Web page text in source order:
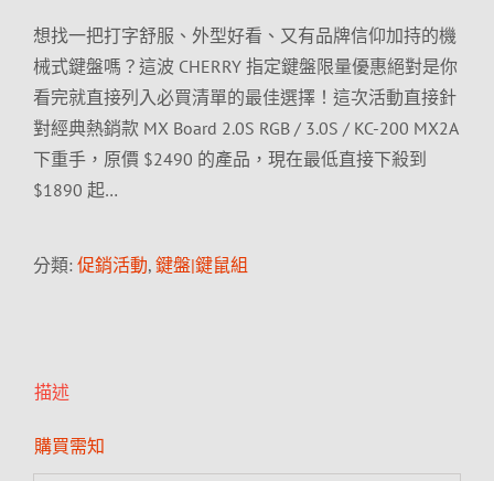
想找一把打字舒服、外型好看、又有品牌信仰加持的機
械式鍵盤嗎？這波 CHERRY 指定鍵盤限量優惠絕對是你
看完就直接列入必買清單的最佳選擇！這次活動直接針
對經典熱銷款 MX Board 2.0S RGB / 3.0S / KC-200 MX2A
下重手，原價 $2490 的產品，現在最低直接下殺到
$1890 起…
分類: 促銷活動, 鍵盤|鍵鼠組
描述
購買需知